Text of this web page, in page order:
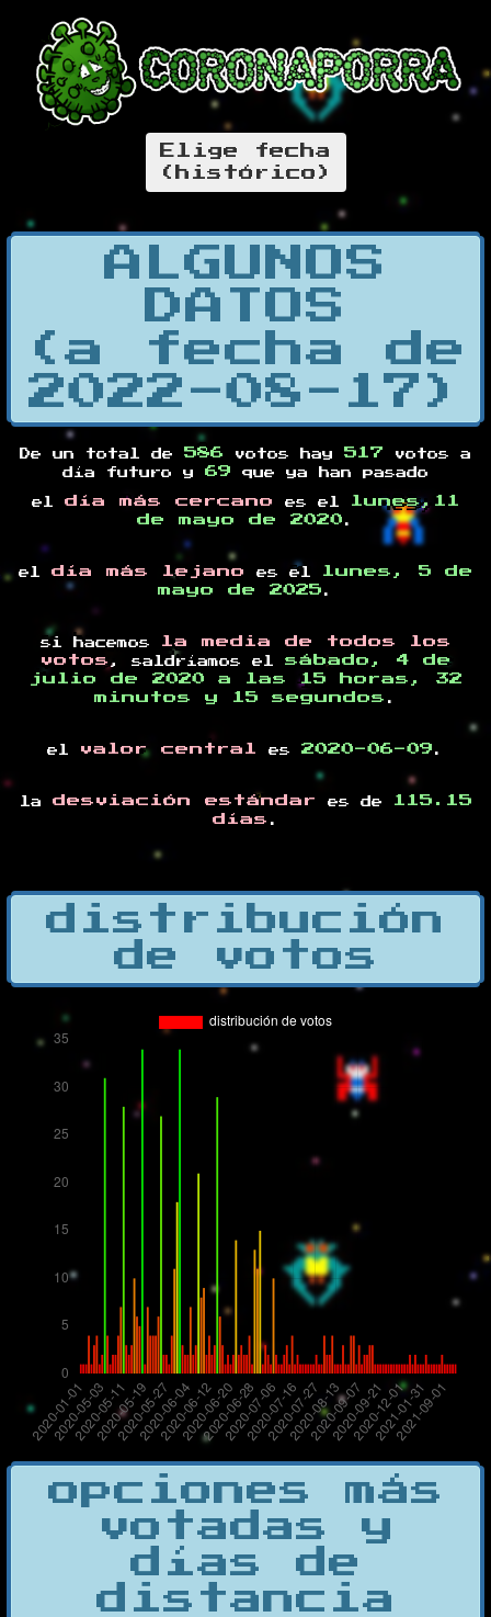
Elige fecha
(histórico)
ALGUNOS
DATOS
(a fecha de
2022-08-17)
De un total de 586 votos hay 517 votos a
día futuro y 69 que ya han pasado
el día más cercano es el
lunes,11
de mayo de 2020 .
el día más lejano es el
lunes, 5 de
mayo de 2025 .
si hacemos
la media de todos los
votos , saldríamos el sábado, 4 de
julio de 2020 a las 15 horas, 32
minutos y 15 segundos .
el valor central es 2020-06-09 .
la desviación estándar es de
115.15
días .
distribución
de votos
opciones más
votadas y
días de
distancia